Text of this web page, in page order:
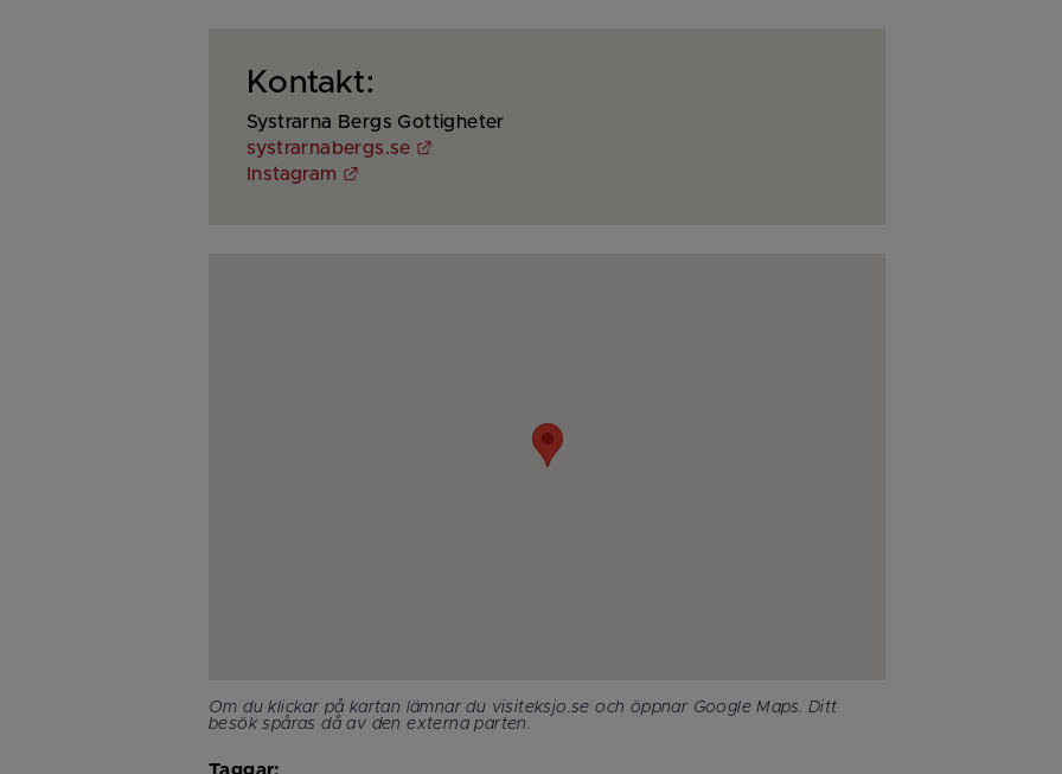
Kontakt:
Systrarna Bergs Gottigheter
systrarnabergs.se
Länk till annan webbplats.
Instagram
Länk till annan webbplats.
Om du klickar på kartan lämnar du visiteksjo.se och öppnar Google Maps. Ditt
besök spåras då av den externa parten.